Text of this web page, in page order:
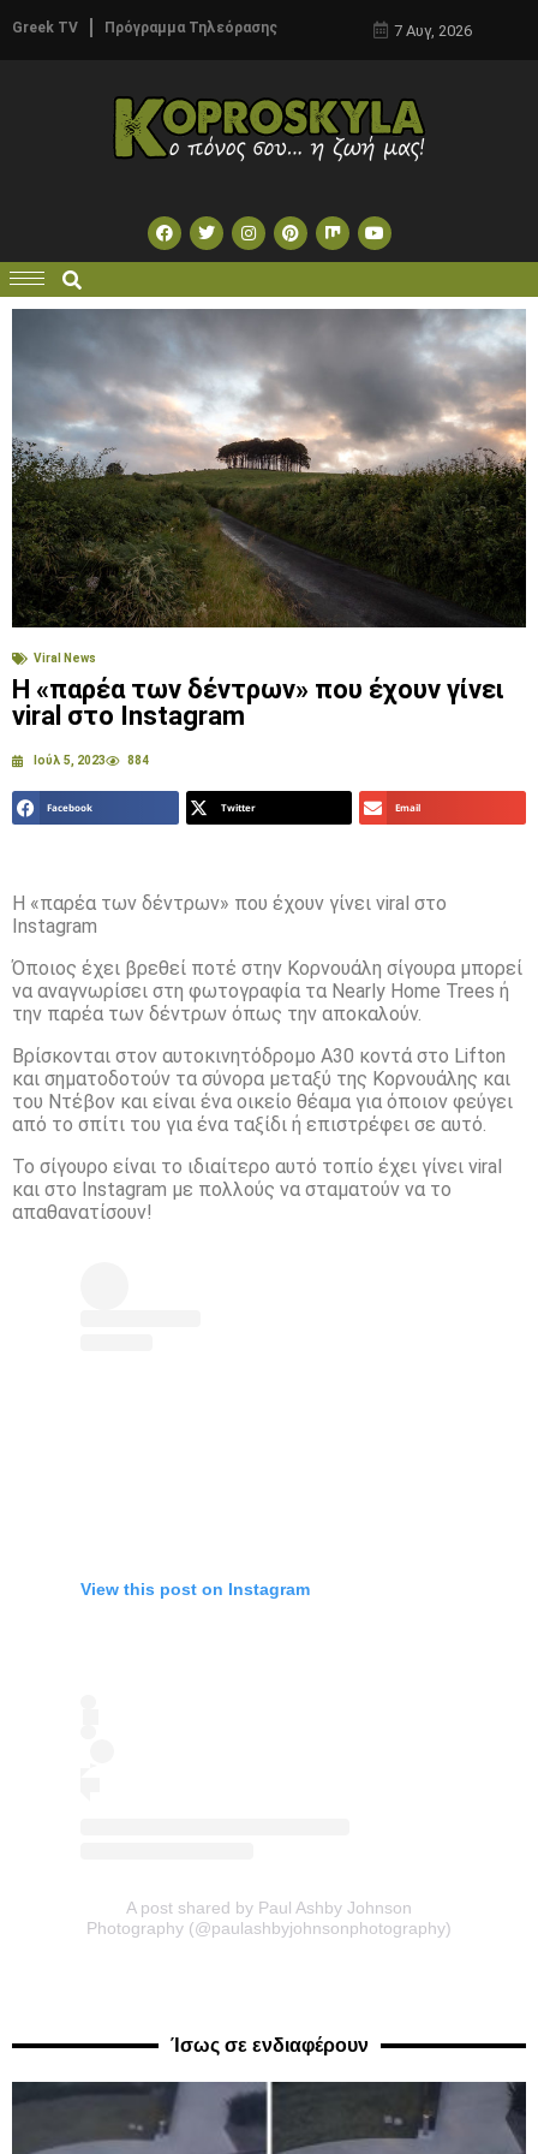
Greek TV Πρόγραμμα Τηλεόρασης 7 Αυγ, 2026
Viral News
Η «παρέα των δέντρων» που έχουν γίνει
viral στο Instagram
Ιούλ 5, 2023 884
Facebook Twitter Email
Η «παρέα των δέντρων» που έχουν γίνει viral στο
Instagram
Όποιος έχει βρεθεί ποτέ στην Κορνουάλη σίγουρα μπορεί
να αναγνωρίσει στη φωτογραφία τα Nearly Home Trees ή
την παρέα των δέντρων όπως την αποκαλούν.
Βρίσκονται στον αυτοκινητόδρομο A30 κοντά στο Lifton
και σηματοδοτούν τα σύνορα μεταξύ της Κορνουάλης και
του Ντέβον και είναι ένα οικείο θέαμα για όποιον φεύγει
από το σπίτι του για ένα ταξίδι ή επιστρέφει σε αυτό.
Το σίγουρο είναι το ιδιαίτερο αυτό τοπίο έχει γίνει viral
και στο Instagram με πολλούς να σταματούν να το
απαθανατίσουν!
View this post on Instagram
A post shared by Paul Ashby Johnson
Photography (@paulashbyjohnsonphotography)
Ίσως σε ενδιαφέρουν